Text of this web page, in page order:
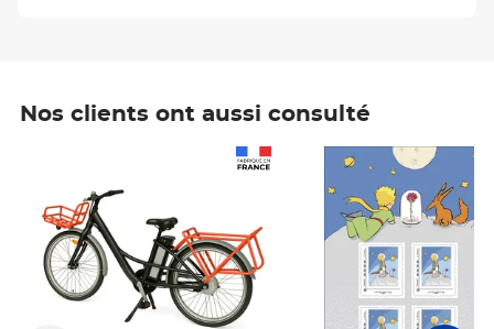
Nos clients ont aussi consulté
Prix 6,25€ HT